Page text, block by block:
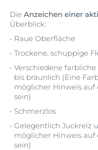
Die Anzeichen einer
Überblick:
Raue Oberfläche
Trockene, schuppige
Verschiedene
bis bräunlich (Eine
möglicher Hinweis
sein)
Schmerzlos
Gelegentlich Juckreiz
möglicher Hinweis
sein)